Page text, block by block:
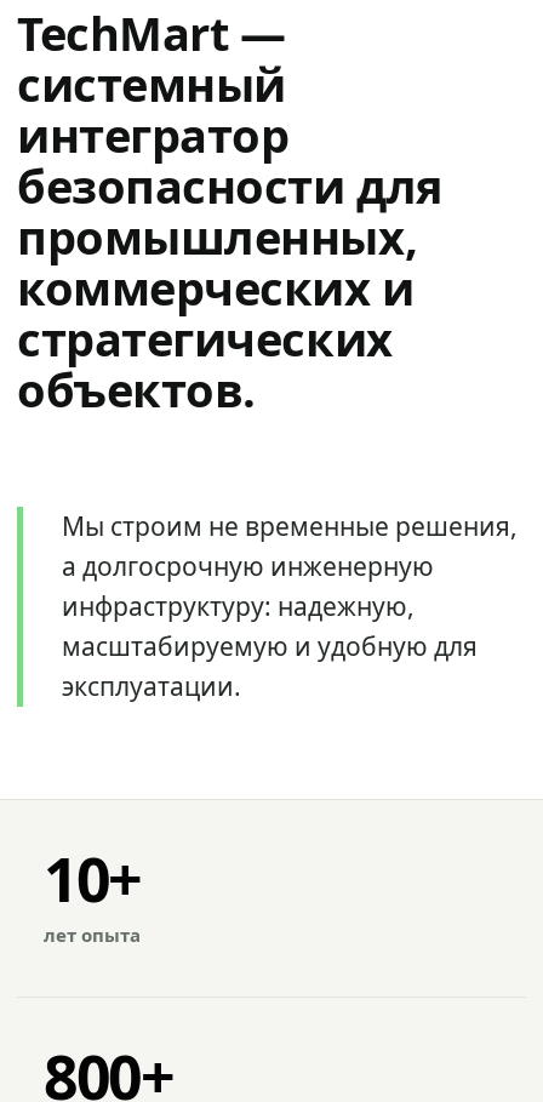
TechMart —
системный
интегратор
безопасности для
промышленных,
коммерческих и
стратегических
объектов.
Мы строим не временные решения,
а долгосрочную инженерную
инфраструктуру: надежную,
масштабируемую и удобную для
эксплуатации.
10+
лет опыта
800+